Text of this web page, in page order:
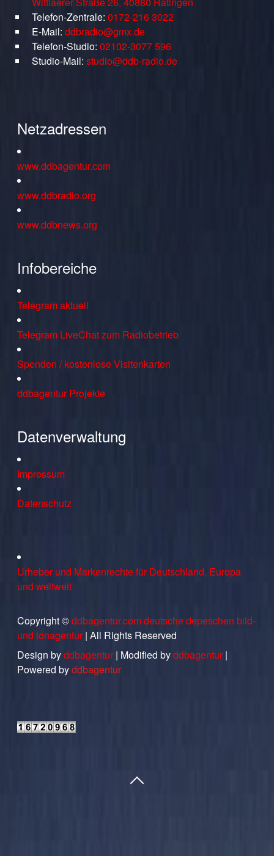
Telefon-Zentrale: 0172-216 3022
E-Mail: ddbradio@gmx.de
Telefon-Studio: 02102-3077 596
Studio-Mail: studio@ddb-radio.de
Netzadressen
www.ddbagentur.com
www.ddbradio.org
www.ddbnews.org
Infobereiche
Telegram aktuell
Telegram LiveChat zum Radiobetrieb
Spenden / kostenlose Visitenkarten
ddbagentur Projekte
Datenverwaltung
Impressum
Datenschutz
Urheber und Markenrechte für Deutschland, Europa
und weltweit
Copyright ©ddbagentur.com deutsche depeschen bild-
und tonagentur| All Rights Reserved
Design byddbagentur| Modified byddbagentur|
Powered byddbagentur